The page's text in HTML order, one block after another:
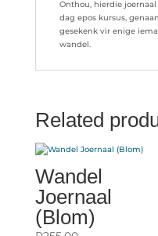
Onthou, hierdie
dag epos kursus,
gesekenk vir enige
wandel.
Related
Wandel
Joernaal
(Blom)